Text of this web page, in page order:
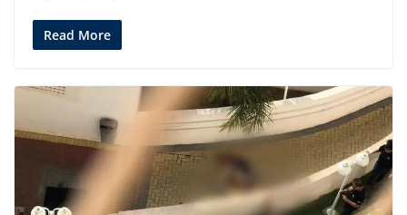
Read More